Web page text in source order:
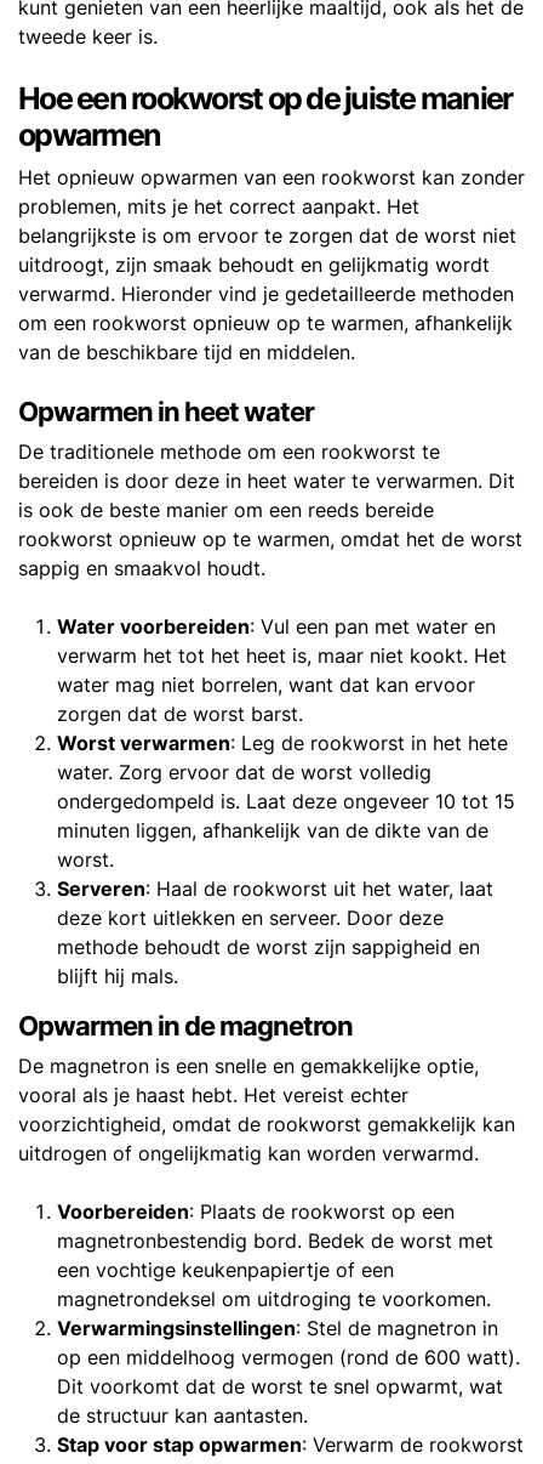
kunt genieten van een heerlijke maaltijd, ook als het de
tweede keer is.
Hoe een rookworst op de juiste manier
opwarmen
Het opnieuw opwarmen van een rookworst kan zonder
problemen, mits je het correct aanpakt. Het
belangrijkste is om ervoor te zorgen dat de worst niet
uitdroogt, zijn smaak behoudt en gelijkmatig wordt
verwarmd. Hieronder vind je gedetailleerde methoden
om een rookworst opnieuw op te warmen, afhankelijk
van de beschikbare tijd en middelen.
Opwarmen in heet water
De traditionele methode om een rookworst te
bereiden is door deze in heet water te verwarmen. Dit
is ook de beste manier om een reeds bereide
rookworst opnieuw op te warmen, omdat het de worst
sappig en smaakvol houdt.
Water voorbereiden: Vul een pan met water en
verwarm het tot het heet is, maar niet kookt. Het
water mag niet borrelen, want dat kan ervoor
zorgen dat de worst barst.
Worst verwarmen: Leg de rookworst in het hete
water. Zorg ervoor dat de worst volledig
ondergedompeld is. Laat deze ongeveer 10 tot 15
minuten liggen, afhankelijk van de dikte van de
worst.
Serveren: Haal de rookworst uit het water, laat
deze kort uitlekken en serveer. Door deze
methode behoudt de worst zijn sappigheid en
blijft hij mals.
Opwarmen in de magnetron
De magnetron is een snelle en gemakkelijke optie,
vooral als je haast hebt. Het vereist echter
voorzichtigheid, omdat de rookworst gemakkelijk kan
uitdrogen of ongelijkmatig kan worden verwarmd.
Voorbereiden: Plaats de rookworst op een
magnetronbestendig bord. Bedek de worst met
een vochtige keukenpapiertje of een
magnetrondeksel om uitdroging te voorkomen.
Verwarmingsinstellingen: Stel de magnetron in
op een middelhoog vermogen (rond de 600 watt).
Dit voorkomt dat de worst te snel opwarmt, wat
de structuur kan aantasten.
Stap voor stap opwarmen: Verwarm de rookworst